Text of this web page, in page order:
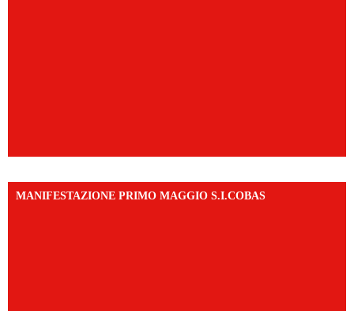
MANIFESTAZIONE PRIMO MAGGIO S.I.COBAS